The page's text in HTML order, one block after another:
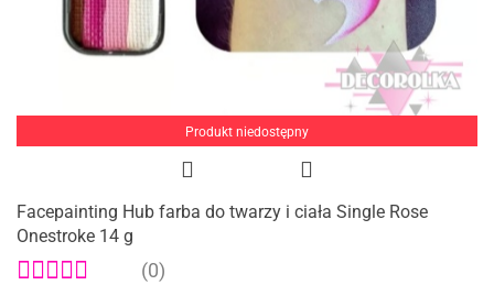
Produkt niedostępny
Facepainting Hub farba do twarzy i ciała Single Rose
Onestroke 14 g
(0)